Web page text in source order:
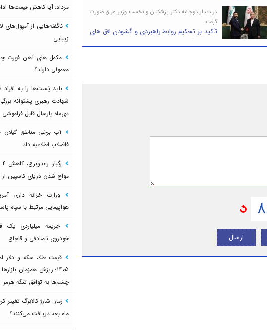
در دیدار دوجانبه دکتر پزشکیان و نخست وزیر عراق صورت
گرفت؛
تأکید بر تحکیم روابط راهبردی و گشودن افق های
جدید همکاری
ارسال
مرداد؛ آیا کاهش قیمت‌ها
ناگفته‌هایی از آمپول‌های
زیبایی
مکمل های آهن فورت
معمولی دارند؟
باید پُست‌ها را به
شهادت رهبری پشتوانه
دی‌ماه پارسال قابل
آب برخی مناطق
فاضلاب اطلاعیه داد
مواج شدن دریای کاسپین از
وزارت خزانه داری
هواپیمایی مرتبط با سپاه
جریمه میلیاردی یک
خودروی تصادفی و قاچاق
۱۴۰۵؛ ریزش همزمان
چشم‌ها به توافق تنگه هرمز
زمان شارژ کالابرگ تغییر
ماه بعد دریافت می‌کنند؟